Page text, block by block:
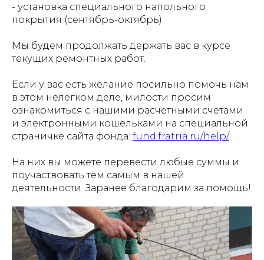
- установка специального напольного
покрытия (сентябрь-октябрь).
Мы будем продолжать держать вас в курсе
текущих ремонтных работ.
Если у вас есть желание посильно помочь нам
в этом нелегком деле, милости просим
ознакомиться с нашими расчетными счетами
и электронными кошельками на специальной
страничке сайта фонда: fund.fratria.ru/help/
На них вы можете перевести любые суммы и
поучаствовать тем самым в нашей
деятельности. Заранее благодарим за помощь!